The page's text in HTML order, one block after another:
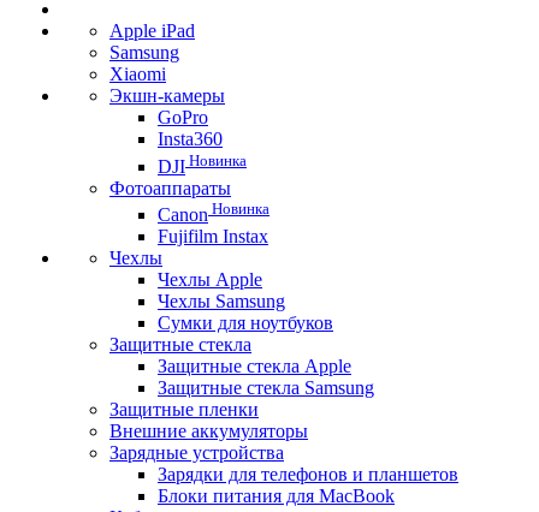
Apple iPad
Samsung
Xiaomi
Экшн-камеры
GoPro
Insta360
DJI Новинка
Фотоаппараты
Canon Новинка
Fujifilm Instax
Чехлы
Чехлы Apple
Чехлы Samsung
Сумки для ноутбуков
Защитные стекла
Защитные стекла Apple
Защитные стекла Samsung
Защитные пленки
Внешние аккумуляторы
Зарядные устройства
Зарядки для телефонов и планшетов
Блоки питания для MacBook